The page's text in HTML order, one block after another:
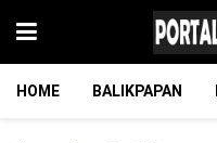
HOME BALIKPAPAN